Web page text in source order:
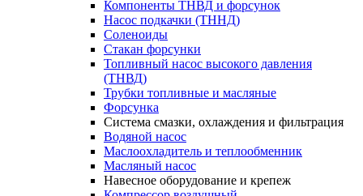
Компоненты ТНВД и форсунок
Насос подкачки (ТННД)
Соленоиды
Стакан форсунки
Топливный насос высокого давления
(ТНВД)
Трубки топливные и масляные
Форсунка
Система смазки, охлаждения и фильтрация
Водяной насос
Маслоохладитель и теплообменник
Масляный насос
Навесное оборудование и крепеж